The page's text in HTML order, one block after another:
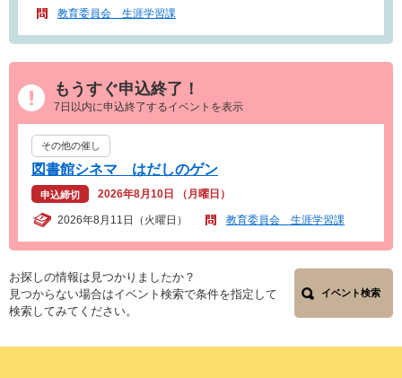
教育委員会 生涯学習課
もうすぐ申込終了！
7日以内に申込終了するイベントを表示
その他の催し
図書館シネマ はだしのゲン
申込締切 2026年8月10日 （月曜日）
2026年8月11日（火曜日） 教育委員会 生涯学習課
お探しの情報は見つかりましたか？
見つからない場合はイベント検索で条件を指定して
検索してみてください。
イベント検索